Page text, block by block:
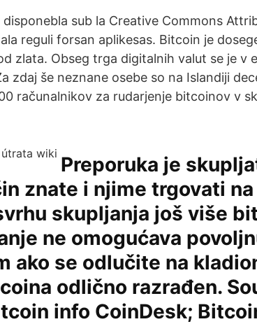
disponebla sub la Creative Commons
reguli forsan aplikesas. Bitcoin je
zlata. Obseg trga digitalnih valut se je v
zdaj še neznane osebe so na Islandiji
računalnikov za rudarjenje bitcoinov v
Preporuka je
znate i njime trgovati
skupljanja još više
ne omogućava
ako se odlučite na
odlično razrađen.
info CoinDesk;